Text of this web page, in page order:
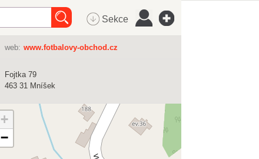
Sekce
web: www.fotbalovy-obchod.cz
Fojtka 79
463 31 Mníšek
+
−